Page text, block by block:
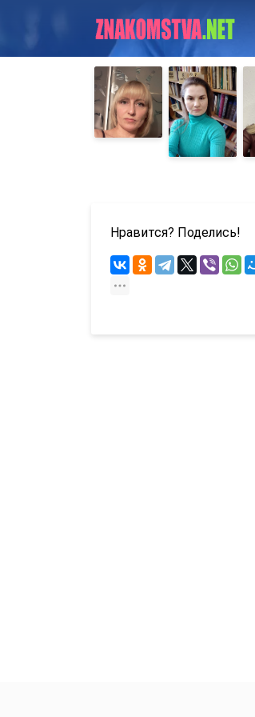
Нравится? Поделись!